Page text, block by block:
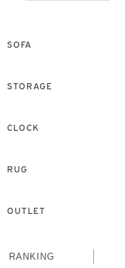
SOFA
STORAGE
CLOCK
RUG
OUTLET
RANKING